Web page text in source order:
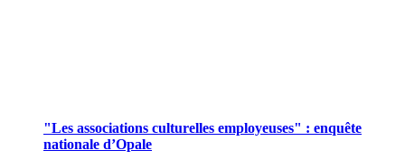
"Les associations culturelles employeuses" : enquête
nationale d’Opale